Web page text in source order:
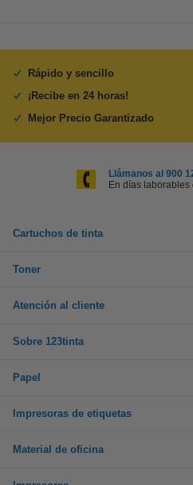
Rápido y sencillo
¡Recibe en 24 horas!
Mejor Precio Garantizado
Llámanos al 900
En días laborables
Cartuchos de tinta
Toner
Atención al cliente
Sobre 123tinta
Papel
Impresoras de etiquetas
Material de oficina